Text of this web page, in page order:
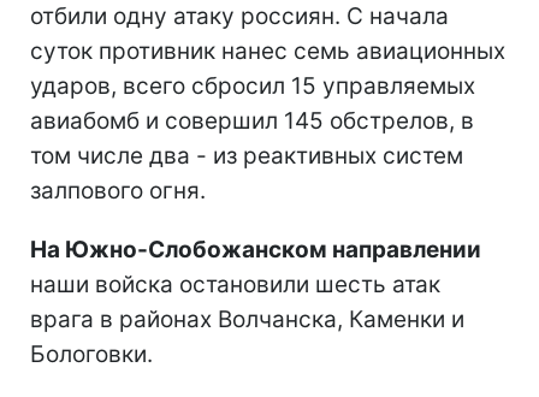
отбили одну атаку россиян. С начала
суток противник нанес семь авиационных
ударов, всего сбросил 15 управляемых
авиабомб и совершил 145 обстрелов, в
том числе два - из реактивных систем
залпового огня.
На Южно-Слобожанском направлении
наши войска остановили шесть атак
врага в районах Волчанска, Каменки и
Бологовки.